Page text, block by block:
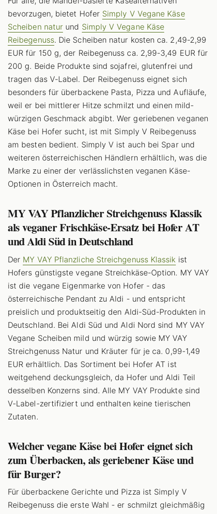
bevorzugen, bietet Hofer Simply V Vegane Käse
Scheiben natur und Simply V Vegane Käse
Reibegenuss. Die Scheiben natur kosten ca. 2,49-2,99
EUR für 150 g, der Reibegenuss ca. 2,99-3,49 EUR für
200 g. Beide Produkte sind sojafrei, glutenfrei und
tragen das V-Label. Der Reibegenuss eignet sich
besonders für überbackene Pasta, Pizza und Aufläufe,
weil er bei mittlerer Hitze schmilzt und einen mild-
würzigen Geschmack abgibt. Wer geriebenen veganen
Käse bei Hofer sucht, ist mit Simply V Reibegenuss
am besten bedient. Simply V ist auch bei Spar und
weiteren österreichischen Händlern erhältlich, was die
Marke zu einer der verlässlichsten veganen Käse-
Optionen in Österreich macht.
MY VAY Pflanzlicher Streichgenuss Klassik
als veganer Frischkäse-Ersatz bei Hofer AT
und Aldi Süd in Deutschland
Der MY VAY Pflanzliche Streichgenuss Klassik ist
Hofers günstigste vegane Streichkäse-Option. MY VAY
ist die vegane Eigenmarke von Hofer - das
österreichische Pendant zu Aldi - und entspricht
preislich und produktseitig den Aldi-Süd-Produkten in
Deutschland. Bei Aldi Süd und Aldi Nord sind MY VAY
Vegane Scheiben mild und würzig sowie MY VAY
Streichgenuss Natur und Kräuter für je ca. 0,99-1,49
EUR erhältlich. Das Sortiment bei Hofer AT ist
weitgehend deckungsgleich, da Hofer und Aldi Teil
desselben Konzerns sind. Alle MY VAY Produkte sind
V-Label-zertifiziert und enthalten keine tierischen
Zutaten.
Welcher vegane Käse bei Hofer eignet sich
zum Überbacken, als geriebener Käse und
für Burger?
Für überbackene Gerichte und Pizza ist Simply V
Reibegenuss die erste Wahl - er schmilzt gleichmäßig